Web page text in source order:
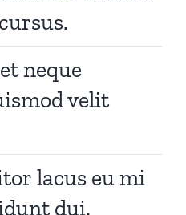
neque
velit
lacus eu mi
dui.